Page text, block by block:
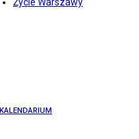
KALENDARIUM